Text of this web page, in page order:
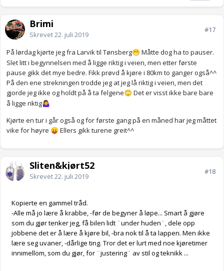
Brimi
Skrevet22. juli 2019
#17
På lørdag kjørte jeg fra Larvik til Tønsberg😁 Måtte dog ha to pauser.
Slet litt i begynnelsen med å ligge riktig i veien, men etter første
pause gikk det mye bedre. Fikk prøvd å kjøre i 80km to ganger også^^
På den ene strekningen trodde jeg at jeg lå riktig i veien, men det
gjorde jeg ikke og holdt på å ta felgene🙄 Det er visst ikke bare bare
å ligge riktig🤷‍♀️
Kjørte en tur i går også og for første gang på en måned har jeg måttet
vike for høyre 😛 Ellers gikk turene greit^^
Sliten&kjørt52
Skrevet22. juli 2019
#18
Kopierte en gammel tråd.
-Alle må jo lære å krabbe, -før de begyner å løpe... Smart å gjøre
som du gjør tenker jeg, få bilen lidt ¨under huden¨, dele opp
jobbene det er å lære å kjøre bil, -bra nok til å ta lappen. Men ikke
lære seg uvaner, -dårlige ting. Tror det er lurt med noe kjøretimer
innimellom, som du gjør, for ¨justering¨ av stil og teknikk ...